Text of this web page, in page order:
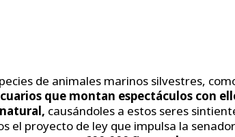
de animales marinos silvestres,
que montan espectáculos con
causándoles a estos seres
el proyecto de ley que impulsa la